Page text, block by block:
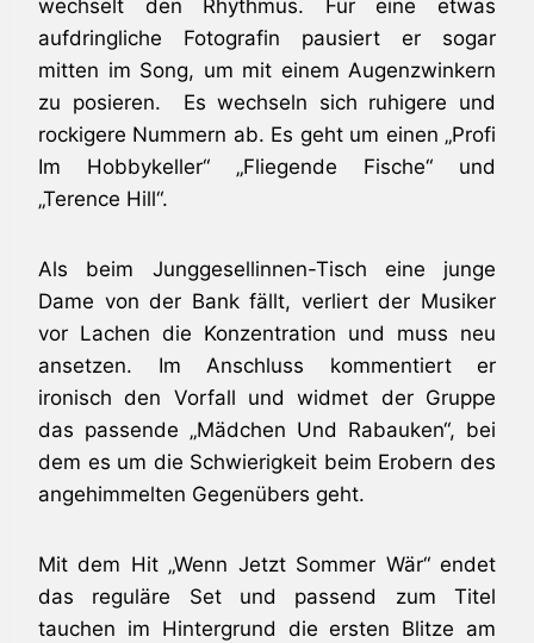
wechselt den Rhythmus. Für eine etwas
aufdringliche Fotografin pausiert er sogar
mitten im Song, um mit einem Augenzwinkern
zu posieren. Es wechseln sich ruhigere und
rockigere Nummern ab. Es geht um einen „Profi
Im Hobbykeller“ „Fliegende Fische“ und
„Terence Hill“.
Als beim Junggesellinnen-Tisch eine junge
Dame von der Bank fällt, verliert der Musiker
vor Lachen die Konzentration und muss neu
ansetzen. Im Anschluss kommentiert er
ironisch den Vorfall und widmet der Gruppe
das passende „Mädchen Und Rabauken“, bei
dem es um die Schwierigkeit beim Erobern des
angehimmelten Gegenübers geht.
Mit dem Hit „Wenn Jetzt Sommer Wär“ endet
das reguläre Set und passend zum Titel
tauchen im Hintergrund die ersten Blitze am